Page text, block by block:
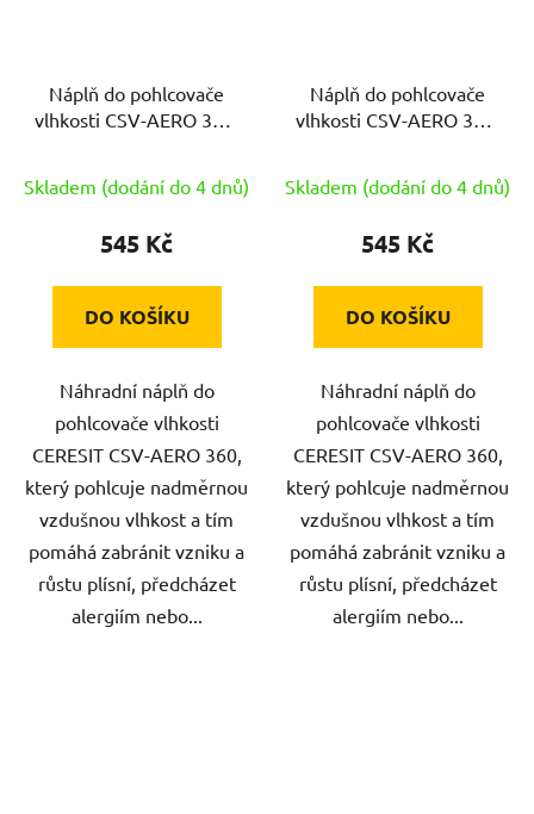
Náplň do pohlcovače
vlhkosti CSV-AERO 360,
Skladem (dodání do 4 dnů)
545 Kč
DO KOŠÍKU
Náhradní náplň do
pohlcovače vlhkosti
CERESIT CSV-AERO 360,
který pohlcuje nadměrnou
vzdušnou vlhkost a tím
pomáhá zabránit vzniku a
růstu plísní, předcházet
alergiím nebo...
Náplň do pohlcovače
vlhkosti CSV-AERO 360,
Skladem (dodání do 4 dnů)
545 Kč
DO KOŠÍKU
Náhradní náplň do
pohlcovače vlhkosti
CERESIT CSV-AERO 360,
který pohlcuje nadměrnou
vzdušnou vlhkost a tím
pomáhá zabránit vzniku a
růstu plísní, předcházet
alergiím nebo...